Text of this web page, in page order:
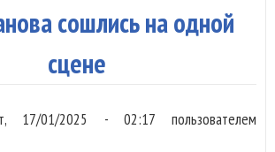
сошлись на одной
сцене
17/01/2025 - 02:17 пользователем